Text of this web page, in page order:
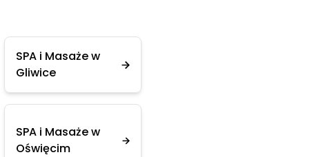
SPA i Masaże w
Gliwice
SPA i Masaże w
Oświęcim